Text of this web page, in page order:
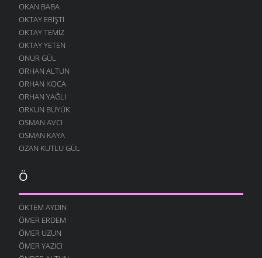
OKAN BABA
OKTAY ERIŞTI
OKTAY TEMIZ
OKTAY YETEN
ONUR GÜL
ORHAN ALTUN
ORHAN KOCA
ORHAN YAĞLI
ORKUN BÜYÜK
OSMAN AVCI
OSMAN KAYA
OZAN KUTLU GÜL
Ö
ÖKTEM AYDIN
ÖMER ERDEM
ÖMER UZUN
ÖMER YAZICI